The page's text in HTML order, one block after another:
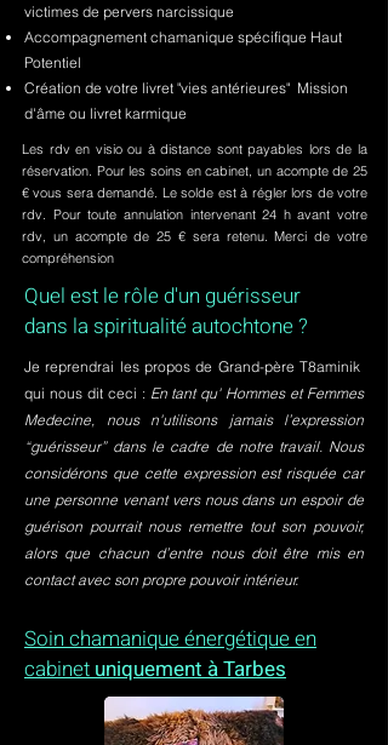
victimes de pervers narcissique
Accompagnement chamanique spécifique Haut
Potentiel
Création de votre livret "vies antérieures" Mission
d'âme ou livret karmique
Les rdv en visio ou à distance sont payables lors de la
réservation. Pour les soins en cabinet, un acompte de 25
€ vous sera demandé. Le solde est à régler lors de votre
rdv. Pour toute annulation intervenant 24 h avant votre
rdv, un acompte de 25 € sera retenu. Merci de votre
compréhension
Quel est le rôle d'un guérisseur
dans la spiritualité autochtone ?
Je reprendrai les propos de Grand-père T8aminik
qui nous dit ceci : En tant qu' Hommes et Femmes
Medecine, nous n'utilisons jamais l’expression
“guérisseur” dans le cadre de notre travail. Nous
considérons que cette expression est risquée car
une personne venant vers nous dans un espoir de
guérison pourrait nous remettre tout son pouvoir,
alors que chacun d’entre nous doit être mis en
contact avec son propre pouvoir intérieur.
Soin chamanique énergétique en
cabinet uniquement à Tarbes